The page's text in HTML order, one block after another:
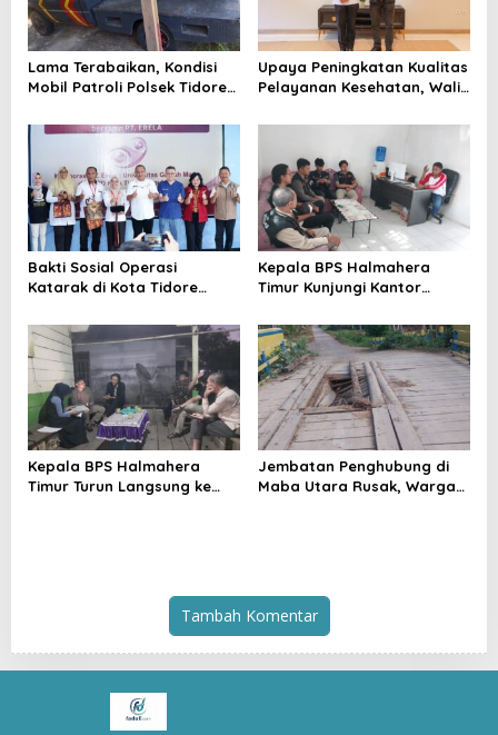
o
s
Lama Terabaikan, Kondisi
Mobil Patroli Polsek Tidore
Kapolda
Upaya Peningkatan Kualitas
Pelayanan Kesehatan, Wali
Audiensi dengan Menkes RI
Bakti Sosial Operasi
Katarak di Kota Tidore
Berlangsung
Kepala BPS Halmahera
Timur Kunjungi Kantor
Percepat Pencacahan
SE2026
Kepala BPS Halmahera
Timur Turun Langsung ke
Jembatan Penghubung di
Maba Utara Rusak, Warga
Tambah Komentar